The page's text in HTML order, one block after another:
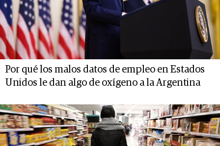
Por qué los malos datos de empleo en Estados
Unidos le dan algo de oxígeno a la Argentina